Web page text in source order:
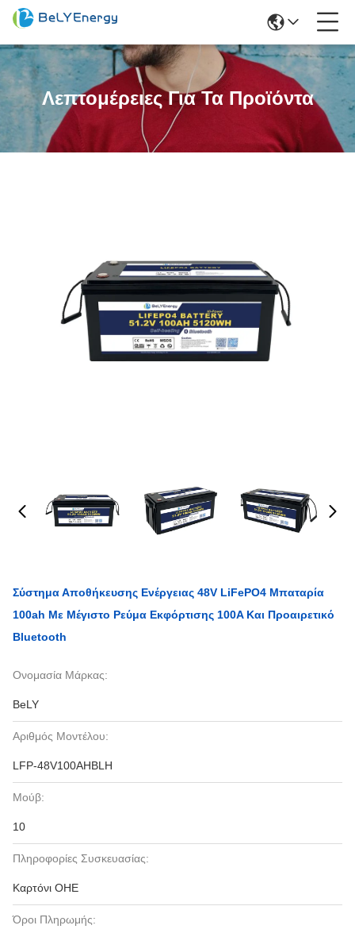
Λεπτομέρειες Για Τα Προϊόντα
Σύστημα Αποθήκευσης Ενέργειας 48V LiFePO4 Μπαταρία
100ah Με Μέγιστο Ρεύμα Εκφόρτισης 100A Και Προαιρετικό
Bluetooth
Ονομασία Μάρκας:
BeLY
Αριθμός Μοντέλου:
LFP-48V100AHBLH
Μούβ:
10
Πληροφορίες Συσκευασίας:
Καρτόνι ΟΗΕ
Όροι Πληρωμής: